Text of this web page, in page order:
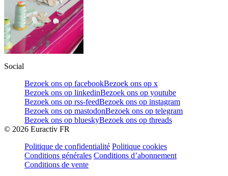
Social
Bezoek ons op facebookBezoek ons op x
Bezoek ons op linkedinBezoek ons op youtube
Bezoek ons op rss-feedBezoek ons op instagram
Bezoek ons op mastodonBezoek ons op telegram
Bezoek ons op blueskyBezoek ons op threads
© 2026 Euractiv FR
Politique de confidentialité Politique cookies
Conditions générales Conditions d’abonnement
Conditions de vente